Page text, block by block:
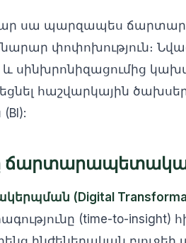
սա պարզապես
փոփոխություն։
սինխրոնիզացումից
հաշվարկային
ճարտարապետական
(Digital
(time-to-insight)